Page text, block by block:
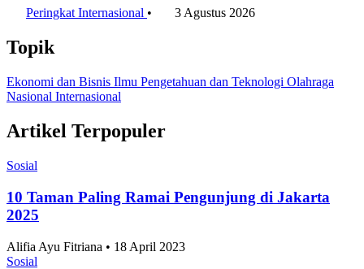
Peringkat Internasional • 3 Agustus 2026
Topik
Ekonomi dan Bisnis Ilmu Pengetahuan dan Teknologi Olahraga
Nasional Internasional
Artikel Terpopuler
Sosial
10 Taman Paling Ramai Pengunjung di Jakarta
2025
Alifia Ayu Fitriana • 18 April 2023
Sosial